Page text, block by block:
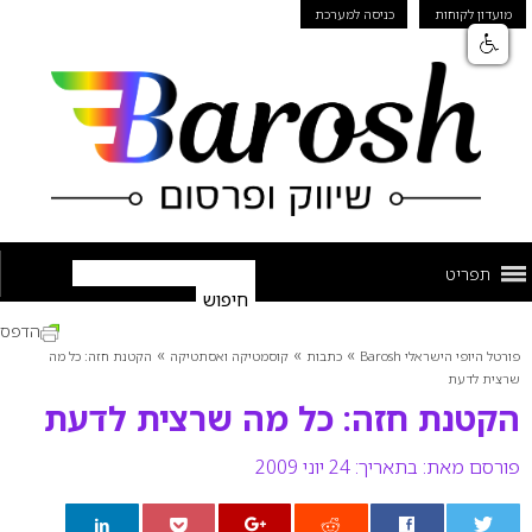
מועדון לקוחות כניסה למערכת
תפריט
פורטל היופי הישראלי Barosh » כתבות » קוסמטיקה ואסתטיקה » הקטנת חזה: כל מה
שרצית לדעת
הקטנת חזה: כל מה שרצית לדעת
פורסם מאת: בתאריך: 24 יוני 2009
הדפס